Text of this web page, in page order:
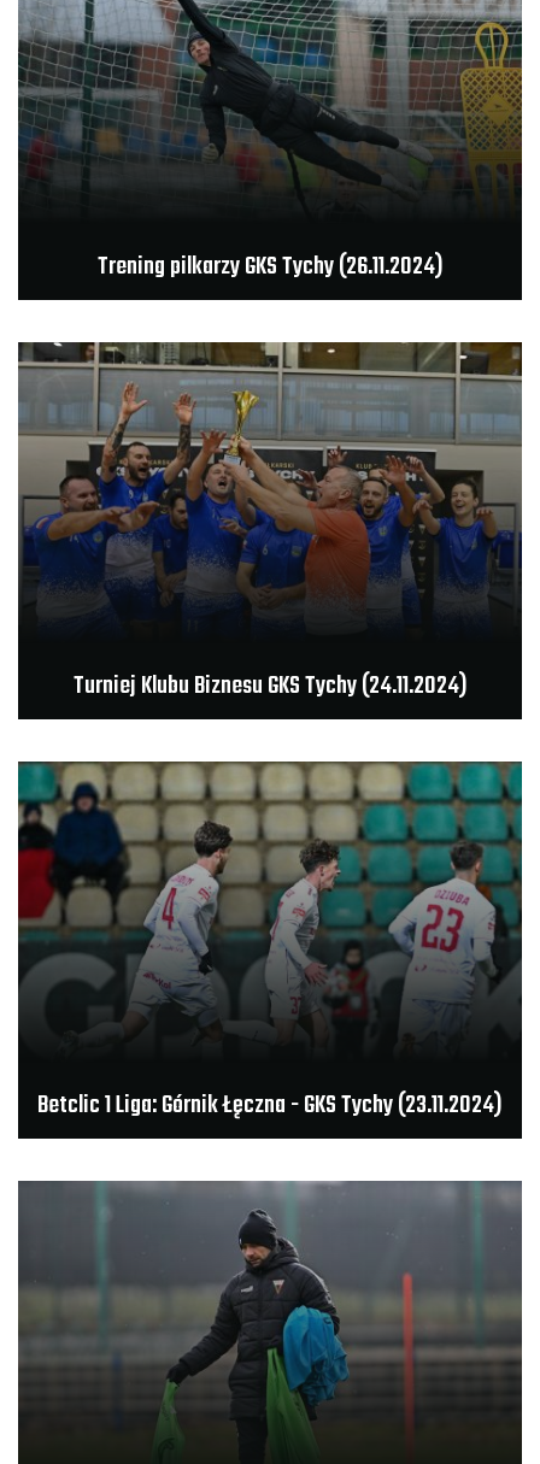
Trening pilkarzy GKS Tychy (26.11.2024)
Turniej Klubu Biznesu GKS Tychy (24.11.2024)
Betclic 1 Liga: Górnik Łęczna - GKS Tychy (23.11.2024)